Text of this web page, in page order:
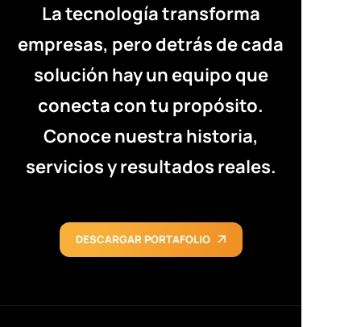
La tecnología transforma
empresas, pero detrás de cada
solución hay un equipo que
conecta con tu propósito.
Conoce nuestra historia,
servicios y resultados reales.
DESCARGAR PORTAFOLIO